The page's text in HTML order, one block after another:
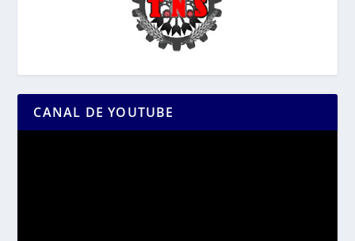
CANAL DE YOUTUBE